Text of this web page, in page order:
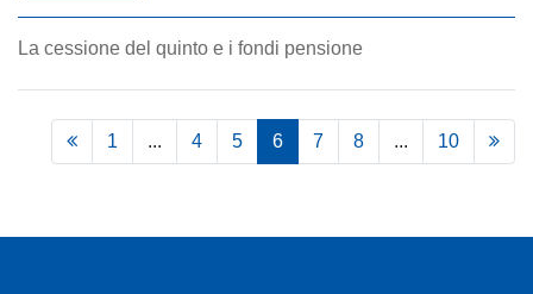
La cessione del quinto e i fondi pensione
1 ... 4 5 6 7 8 ... 10